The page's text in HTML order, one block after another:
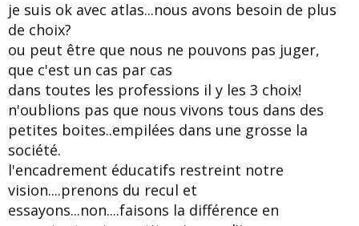
je suis ok avec atlas...nous avons besoin de plus
de choix?
ou peut être que nous ne pouvons pas juger,
que c'est un cas par cas
dans toutes les professions il y les 3 choix!
n'oublions pas que nous vivons tous dans des
petites boites..empilées dans une grosse la
société.
l'encadrement éducatifs restreint notre
vision....prenons du recul et
essayons...non....faisons la différence en